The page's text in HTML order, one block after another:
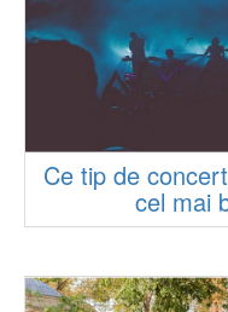
Ce tip de
cel mai